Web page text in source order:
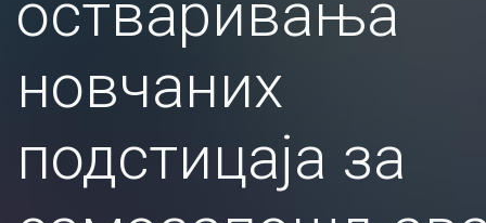
остваривања
новчаних
подстицаја за